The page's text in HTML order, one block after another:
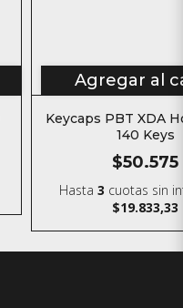
Agregar al
Keycaps PBT XDA
140 Keys
$50.575
Hasta3 cuotas sin
$19.833,33